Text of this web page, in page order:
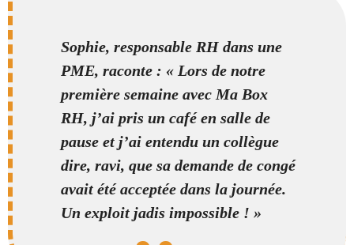
Sophie, responsable RH dans une
PME, raconte : « Lors de notre
première semaine avec Ma Box
RH, j’ai pris un café en salle de
pause et j’ai entendu un collègue
dire, ravi, que sa demande de congé
avait été acceptée dans la journée.
Un exploit jadis impossible ! »